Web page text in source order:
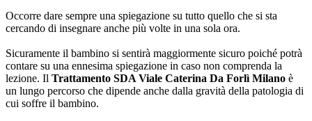
Occorre dare sempre una spiegazione su tutto quello che si sta
cercando di insegnare anche più volte in una sola ora.
Sicuramente il bambino si sentirà maggiormente sicuro poiché potrà
contare su una ennesima spiegazione in caso non comprenda la
lezione. Il Trattamento SDA Viale Caterina Da Forlì Milano è
un lungo percorso che dipende anche dalla gravità della patologia di
cui soffre il bambino.